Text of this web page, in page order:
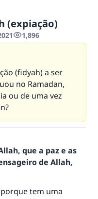
(expiação)
1,896
(fidyah) a ser
no Ramadan,
ou de uma vez
que a paz e as
de Allah,
tem uma